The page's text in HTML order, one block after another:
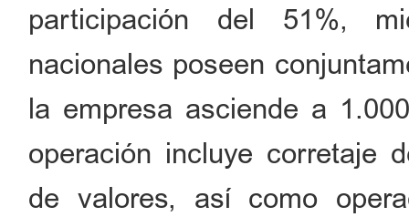
participación del 51%,
nacionales poseen
la empresa asciende a
operación incluye corretaje
de valores, así como